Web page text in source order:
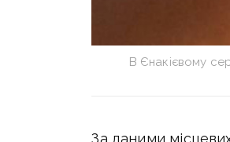
В Єнакієвому
За даними